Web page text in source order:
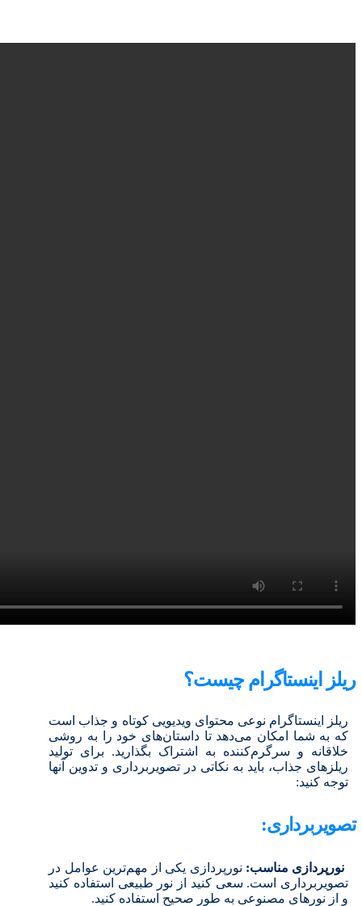
ریلز اینستاگرام چیست؟
ریلز اینستاگرام نوعی محتوای ویدیویی کوتاه و جذاب است
که به شما امکان می‌دهد تا داستان‌های خود را به روشی
خلاقانه و سرگرم‌کننده به اشتراک بگذارید. برای تولید
ریلزهای جذاب، باید به نکاتی در تصویربرداری و تدوین آنها
توجه کنید:
تصویربرداری:
نورپردازی مناسب: نورپردازی یکی از مهم‌ترین عوامل در
تصویربرداری است. سعی کنید از نور طبیعی استفاده کنید
و از نورهای مصنوعی به طور صحیح استفاده کنید.